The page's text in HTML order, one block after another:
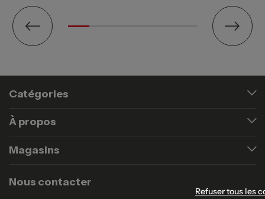
Catégories
À propos
Magasins
Nous contacter
Refuser tous les